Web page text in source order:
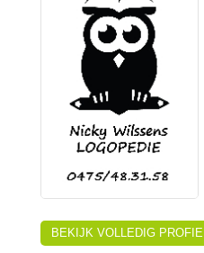
BEKIJK VOLLEDIG PROFIEL